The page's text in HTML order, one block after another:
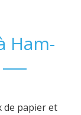
Ham-
de papier et